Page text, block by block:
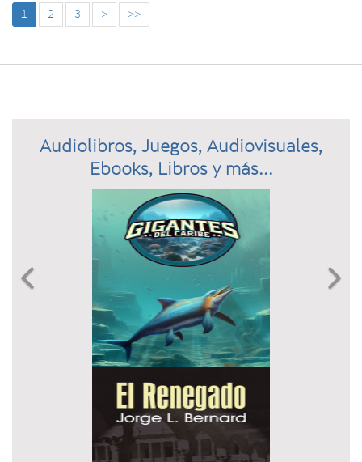
1 2 3 > >>
Audiolibros, Juegos, Audiovisuales,
Ebooks, Libros y más...
Previous 